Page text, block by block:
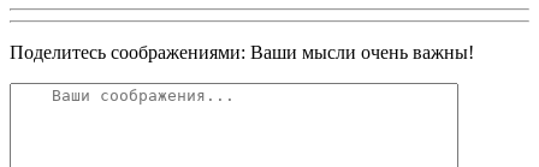
Поделитесь соображениями: Ваши мысли очень важны!